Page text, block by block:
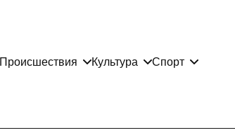
Происшествия Культура Спорт